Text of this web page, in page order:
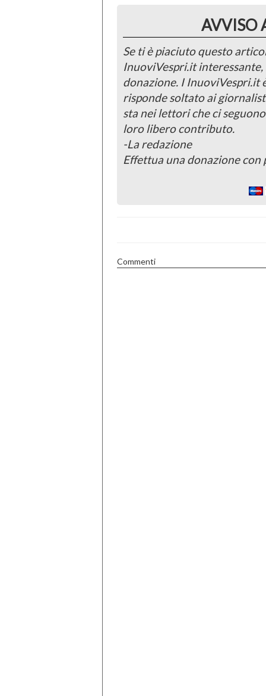
AVVISO
Se ti è piaciuto questo
InuoviVespri.it
donazione. I InuoviVespri.it
risponde soltato ai
sta nei lettori che ci
loro libero contributo.
-La redazione
Effettua una donazione con
Commenti